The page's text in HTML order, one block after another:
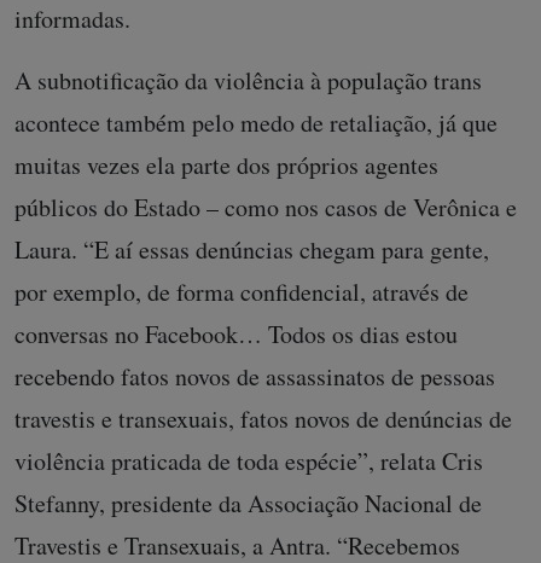
informadas.
A subnotificação da violência à população trans
acontece também pelo medo de retaliação, já que
muitas vezes ela parte dos próprios agentes
públicos do Estado – como nos casos de Verônica e
Laura. “E aí essas denúncias chegam para gente,
por exemplo, de forma confidencial, através de
conversas no Facebook… Todos os dias estou
recebendo fatos novos de assassinatos de pessoas
travestis e transexuais, fatos novos de denúncias de
violência praticada de toda espécie”, relata Cris
Stefanny, presidente da Associação Nacional de
Travestis e Transexuais, a Antra. “Recebemos